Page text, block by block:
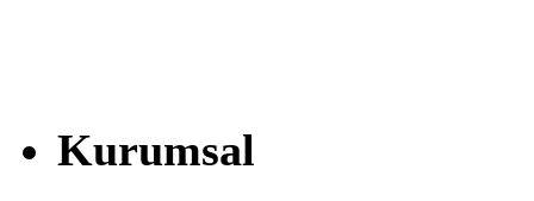
Kurumsal